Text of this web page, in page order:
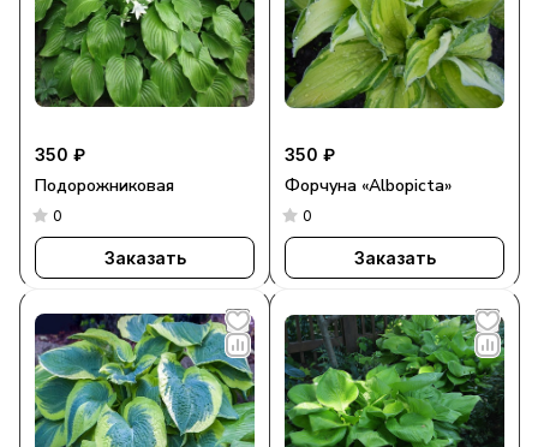
350 ₽
Подорожниковая
0
Заказать
350 ₽
Форчуна «Albopicta»
0
Заказать